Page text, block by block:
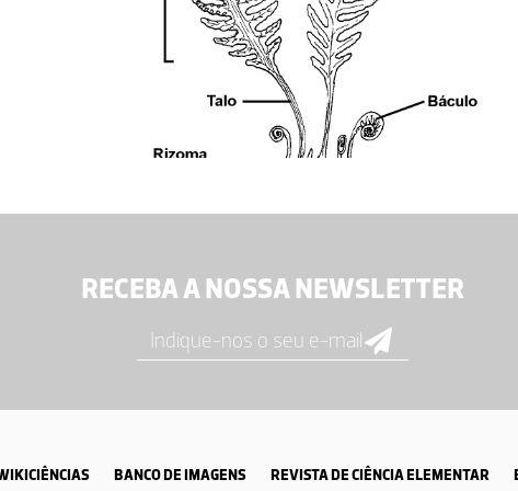
RECEBA A NOSSA NEWSLETTER
BANCO DE IMAGENS REVISTA DE CIÊNCIA ELEMENTAR